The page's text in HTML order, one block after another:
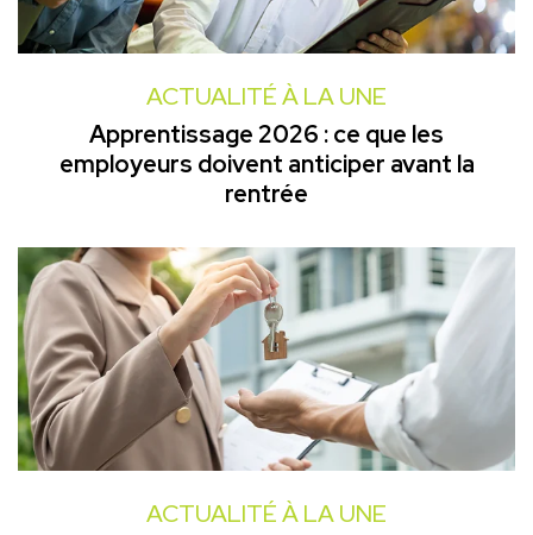
ACTUALITÉ À LA UNE
Apprentissage 2026 : ce que les
employeurs doivent anticiper avant la
rentrée
ACTUALITÉ À LA UNE